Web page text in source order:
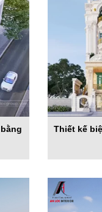
Thiết kế